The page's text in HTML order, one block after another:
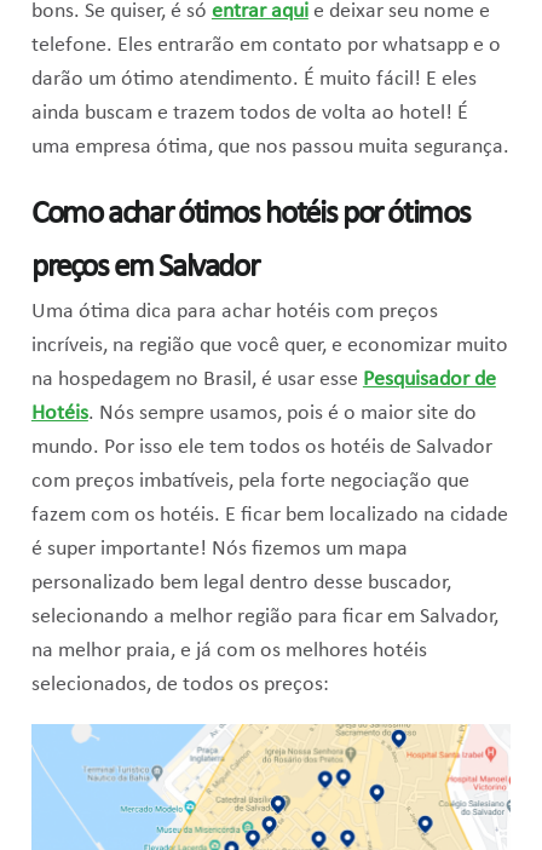
bons. Se quiser, é só entrar aqui e deixar seu nome e
telefone. Eles entrarão em contato por whatsapp e o
darão um ótimo atendimento. É muito fácil! E eles
ainda buscam e trazem todos de volta ao hotel! É
uma empresa ótima, que nos passou muita segurança.
Como achar ótimos hotéis por ótimos
preços em Salvador
Uma ótima dica para achar hotéis com preços
incríveis, na região que você quer, e economizar muito
na hospedagem no Brasil, é usar esse Pesquisador de
Hotéis. Nós sempre usamos, pois é o maior site do
mundo. Por isso ele tem todos os hotéis de Salvador
com preços imbatíveis, pela forte negociação que
fazem com os hotéis. E ficar bem localizado na cidade
é super importante! Nós fizemos um mapa
personalizado bem legal dentro desse buscador,
selecionando a melhor região para ficar em Salvador,
na melhor praia, e já com os melhores hotéis
selecionados, de todos os preços: